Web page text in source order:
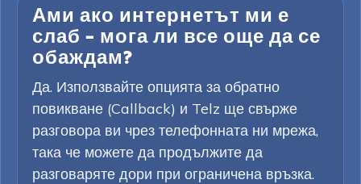
Ами ако интернетът ми е
слаб – мога ли все още да се
обаждам?
Да. Използвайте опцията за обратно
повикване (Callback) и Telz ще свърже
разговора ви чрез телефонната ни мрежа,
така че можете да продължите да
разговаряте дори при ограничена връзка.